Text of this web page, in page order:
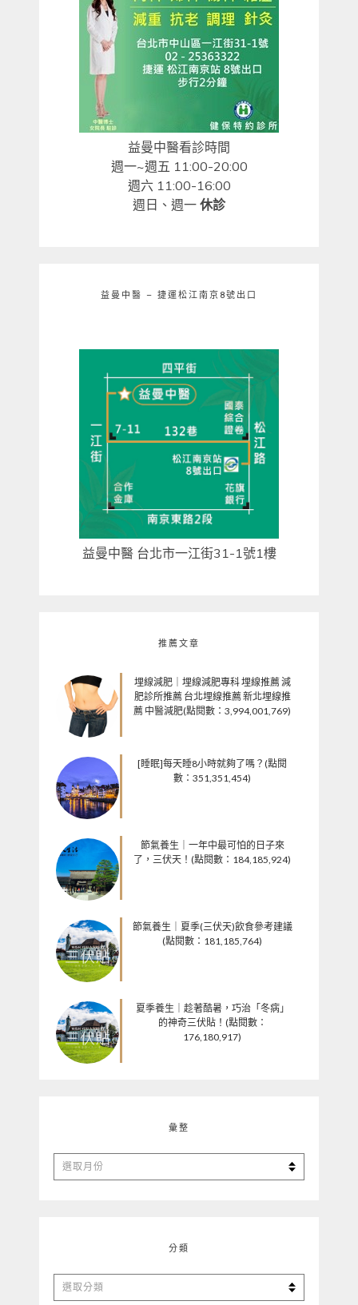
益曼中醫看診時間
週一~週五 11:00-20:00
週六 11:00-16:00
週日、週一 休診
益曼中醫 – 捷運松江南京8號出口
益曼中醫 台北市一江街31-1號1樓
推薦文章
埋線減肥｜埋線減肥專科 埋線推薦 減
肥診所推薦 台北埋線推薦 新北埋線推
薦 中醫減肥(點閱數：3,994,001,769)
[睡眠]每天睡8小時就夠了嗎？(點閱
數：351,351,454)
節氣養生｜一年中最可怕的日子來
了，三伏天！(點閱數：184,185,924)
節氣養生｜夏季(三伏天)飲食參考建議
(點閱數：181,185,764)
夏季養生｜趁著酷暑，巧治「冬病」
的神奇三伏貼！(點閱數：
176,180,917)
彙整
彙
整
分類
分
類